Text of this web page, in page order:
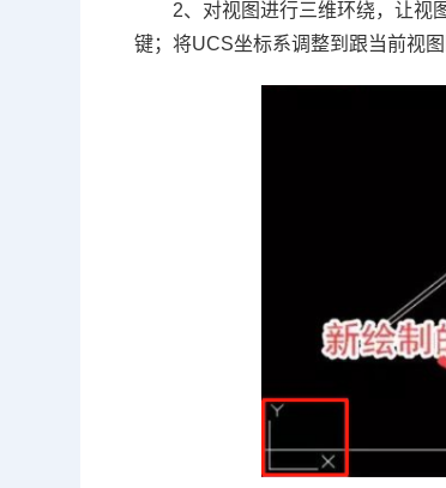
2、对视图进行三维环绕，让视
键；将UCS坐标系调整到跟当前视